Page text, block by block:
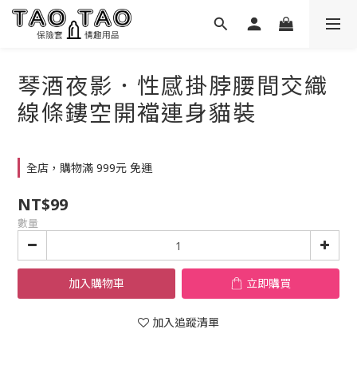
琴酒夜影．性感掛脖腰間交織
線條鏤空開襠連身貓裝
全店，購物滿 999元 免運
NT$99
數量
加入購物車 立即購買
加入追蹤清單